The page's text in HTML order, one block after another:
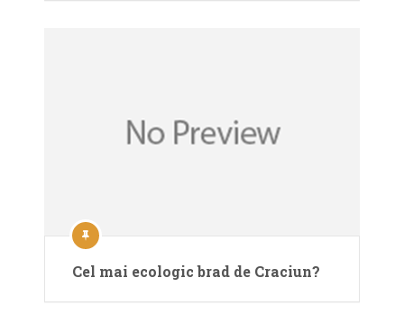
Cel mai ecologic brad de Craciun?